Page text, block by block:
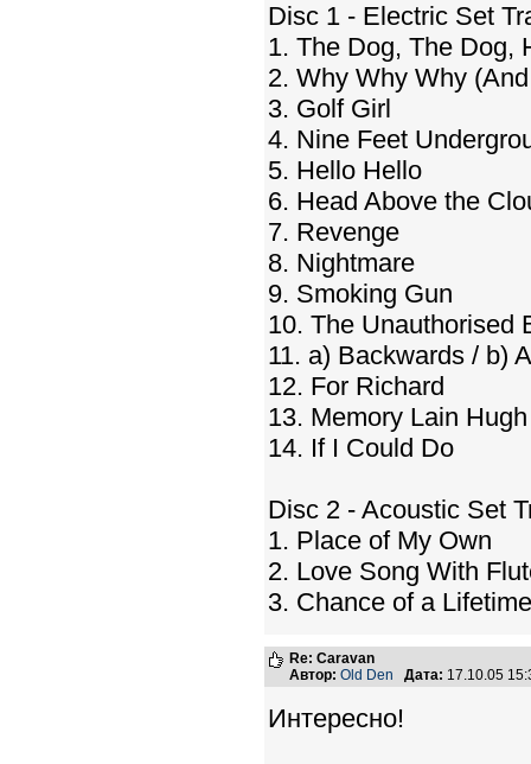
Disc 1 - Electric Set
1. The Dog, The Dog,
2. Why Why Why
3. Golf Girl
4. Nine Feet
5. Hello Hello
6. Head Above the
7. Revenge
8. Nightmare
9. Smoking Gun
10. The Unauthorised
11. a) Backwards / b)
12. For Richard
13. Memory Lain
14. If I Could Do
Disc 2 - Acoustic Set
1. Place of My Own
2. Love Song With
3. Chance of a Lifetime
Re: Caravan
Автор: Old Den Дата: 17.10.05
Интересно!